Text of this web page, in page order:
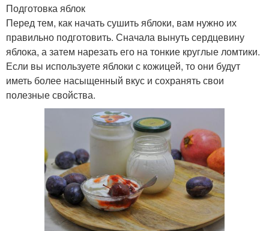
Подготовка яблок
Перед тем, как начать сушить яблоки, вам нужно их
правильно подготовить. Сначала вынуть сердцевину
яблока, а затем нарезать его на тонкие круглые ломтики.
Если вы используете яблоки с кожицей, то они будут
иметь более насыщенный вкус и сохранять свои
полезные свойства.